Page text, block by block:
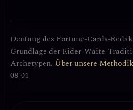
Deutung des Fortune-Cards-
Grundlage der Rider-Waite-
Archetypen. Über unsere Methodik
08-01